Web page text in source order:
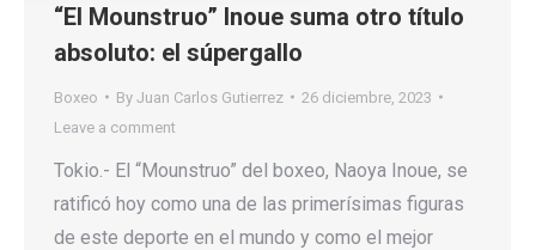
“El Mounstruo” Inoue suma otro título
absoluto: el súpergallo
Boxeo By Juan Carlos Gutierrez
26 diciembre, 2023
Leave a comment
Tokio.- El “Mounstruo” del boxeo, Naoya Inoue, se
ratificó hoy como una de las primerísimas figuras
de este deporte en el mundo y como el mejor